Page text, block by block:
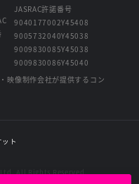
JASRAC許諾番号
9040177002Y45408
9005732040Y45038
9009830085Y45038
9009830086Y45040
映像制作会社が提供するコン